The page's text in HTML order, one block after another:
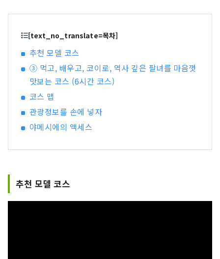
[text_no_translate=목차]
추천 모델 코스
③ 먹고, 배우고, 코이로, 역사 깊은 팔녀를 마음껏
맛보는 코스 (6시간 코스)
코스 맵
관광정보를 손에 넣자
야메시에의 액세스
추천 모델 코스